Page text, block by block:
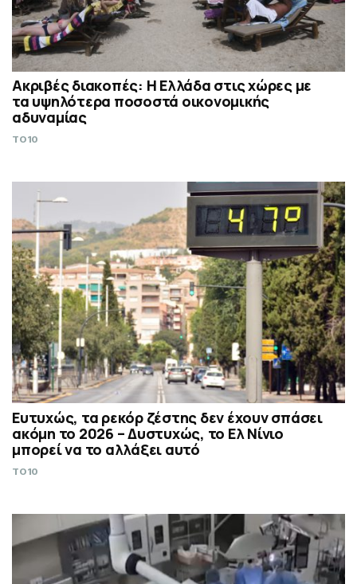
Ακριβές διακοπές: Η Ελλάδα στις χώρες με
τα υψηλότερα ποσοστά οικονομικής
αδυναμίας
TO10
Ευτυχώς, τα ρεκόρ ζέστης δεν έχουν σπάσει
ακόμη το 2026 – Δυστυχώς, το Ελ Νίνιο
μπορεί να το αλλάξει αυτό
TO10